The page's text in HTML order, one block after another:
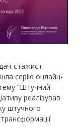
стажист
серію онлайн-
тему “Штучний
реалізував
штучного